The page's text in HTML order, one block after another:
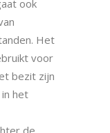
ook
Het
voor
bezit zijn
het
de